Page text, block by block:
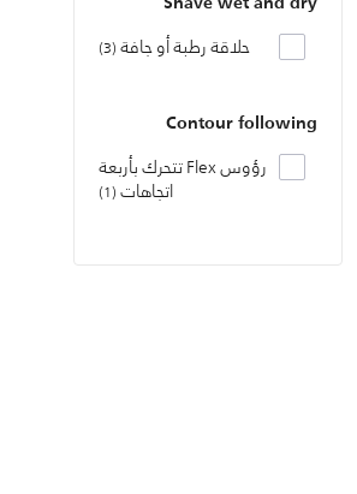
حلاقة رطبة أو جافة 3
Contour following
رؤوس Flex تتحرك بأربعة
اتجاهات 1